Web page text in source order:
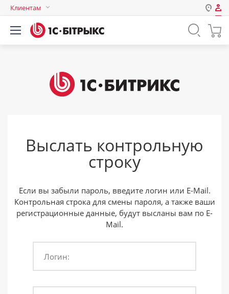
Клиентам
Авторизация
Логин
Запомнить меня на этом
компьютере
Забыли свой пароль?
или войдите с помощью
Выслать контрольную
строку
Если вы забыли пароль, введите логин или E-Mail.
Контрольная строка для смены пароля, а также ваши
регистрационные данные, будут высланы вам по E-
Mail.
Логин: